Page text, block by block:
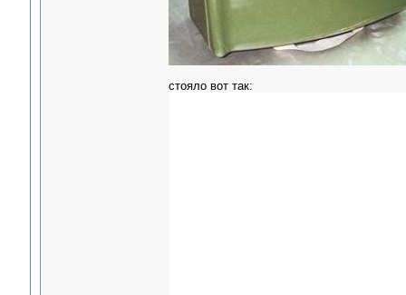
стояло вот так: